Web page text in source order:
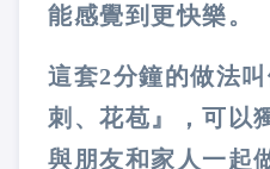
能感覺到更快樂。
這套2分鐘的做法叫
刺、花苞』，可以
與朋友和家人一起